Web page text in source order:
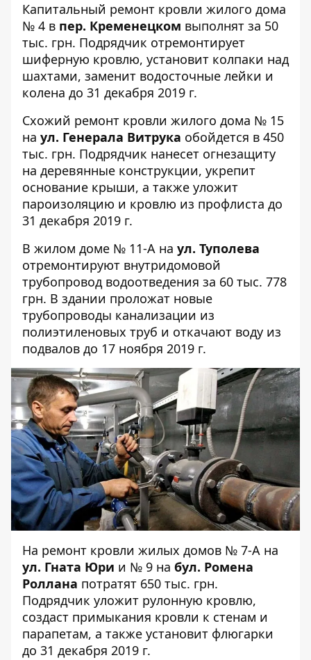
Капитальный ремонт кровли жилого дома
№ 4 в пер. Кременецком выполнят за 50
тыс. грн. Подрядчик отремонтирует
шиферную кровлю, установит колпаки над
шахтами, заменит водосточные лейки и
колена до 31 декабря 2019 г.
Схожий ремонт кровли жилого дома № 15
на ул. Генерала Витрука обойдется в 450
тыс. грн. Подрядчик нанесет огнезащиту
на деревянные конструкции, укрепит
основание крыши, а также уложит
пароизоляцию и кровлю из профлиста до
31 декабря 2019 г.
В жилом доме № 11-А на ул. Туполева
отремонтируют внутридомовой
трубопровод водоотведения за 60 тыс. 778
грн. В здании проложат новые
трубопроводы канализации из
полиэтиленовых труб и откачают воду из
подвалов до 17 ноября 2019 г.
На ремонт кровли жилых домов № 7-А на
ул. Гната Юри и № 9 на бул. Ромена
Роллана потратят 650 тыс. грн.
Подрядчик уложит рулонную кровлю,
создаст примыкания кровли к стенам и
парапетам, а также установит флюгарки
до 31 декабря 2019 г.